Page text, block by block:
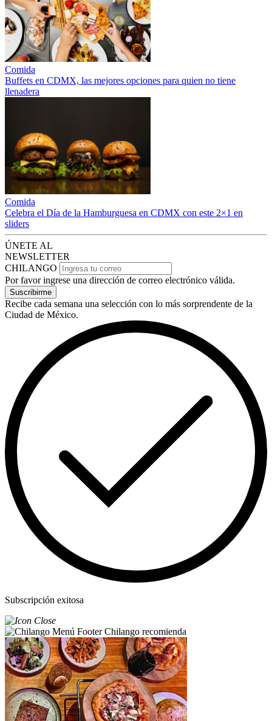
Comida
Buffets en CDMX, las mejores opciones para quien no tiene
llenadera
Comida
Celebra el Día de la Hamburguesa en CDMX con este 2×1 en
sliders
ÚNETE AL
NEWSLETTER
CHILANGO
Por favor ingrese una dirección de correo electrónico válida.
Suscribirme
Recibe cada semana una selección con lo más sorprendente de la
Ciudad de México.
Subscripción exitosa
Chilango recomienda